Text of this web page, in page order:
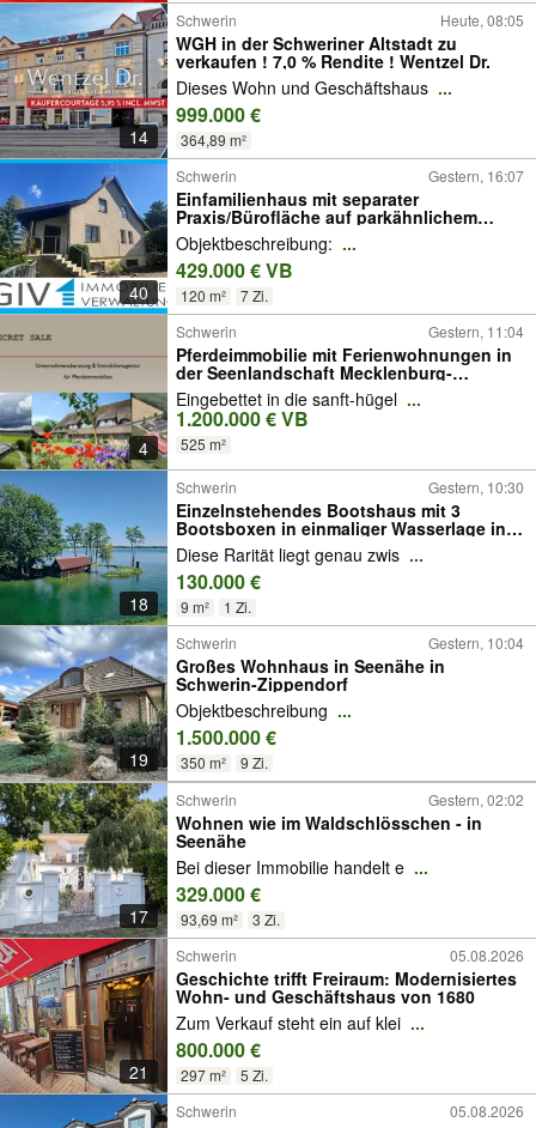
14
Schwerin Heute, 08:05
WGH in der Schweriner Altstadt zu
verkaufen ! 7,0 % Rendite ! Wentzel Dr.
Dieses Wohn und Geschäftshaus ...
999.000 €
364,89 m²
40
Schwerin Gestern, 16:07
Einfamilienhaus mit separater
Praxis/Bürofläche auf parkähnlichem
Grundstück
Objektbeschreibung: ...
429.000 € VB
120 m² 7 Zi.
4
Schwerin Gestern, 11:04
Pferdeimmobilie mit Ferienwohnungen in
der Seenlandschaft Mecklenburg-
Vorpommerns
Eingebettet in die sanft-hügel ...
1.200.000 € VB
525 m²
18
Schwerin Gestern, 10:30
Einzelnstehendes Bootshaus mit 3
Bootsboxen in einmaliger Wasserlage in
Schwerin
Diese Rarität liegt genau zwis ...
130.000 €
9 m² 1 Zi.
19
Schwerin Gestern, 10:04
Großes Wohnhaus in Seenähe in
Schwerin-Zippendorf
Objektbeschreibung ...
1.500.000 €
350 m² 9 Zi.
17
Schwerin Gestern, 02:02
Wohnen wie im Waldschlösschen - in
Seenähe
Bei dieser Immobilie handelt e ...
329.000 €
93,69 m² 3 Zi.
21
Schwerin 05.08.2026
Geschichte trifft Freiraum: Modernisiertes
Wohn- und Geschäftshaus von 1680
Zum Verkauf steht ein auf klei ...
800.000 €
297 m²
5 Zi.
Schwerin
05.08.2026